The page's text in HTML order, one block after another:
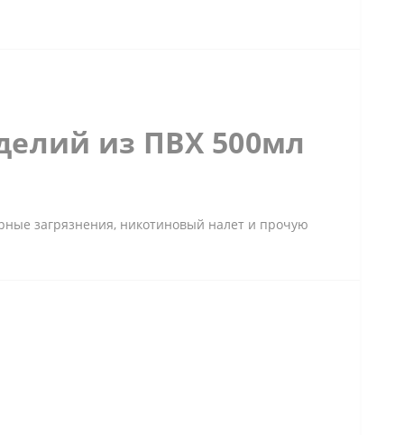
из ПВХ 500мл
загрязнения, никотиновый налет и прочую